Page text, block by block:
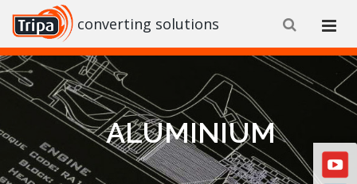
converting solutions
ALUMINIUM